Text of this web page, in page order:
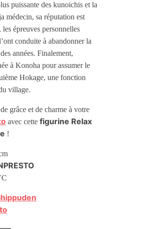
puissante des kunoichis et la
médecin, sa réputation est
épreuves personnelles
conduite à abandonner la
années. Finalement,
à Konoha pour assumer le
Hokage, une fonction
village.
grâce et de charme à votre
avec cette figurine Relax
!